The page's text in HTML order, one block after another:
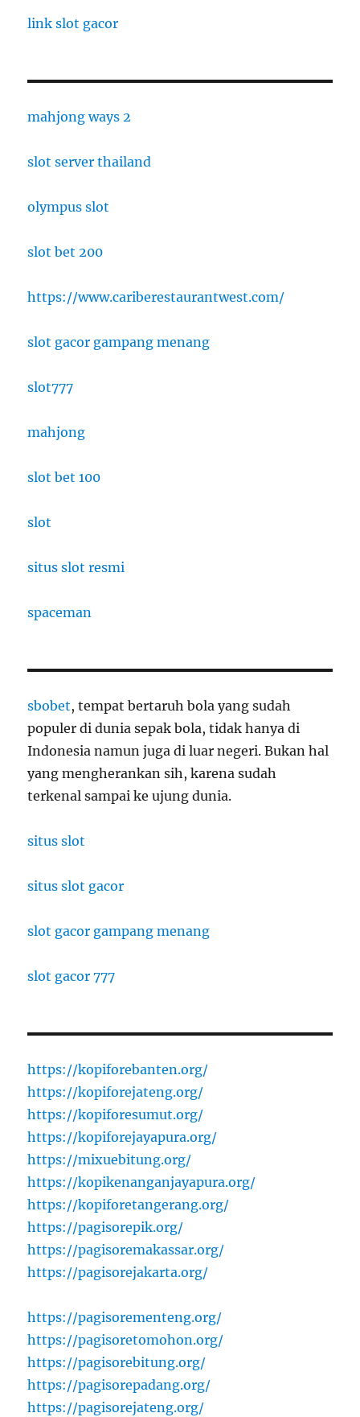
link slot gacor
mahjong ways 2
slot server thailand
olympus slot
slot bet 200
https://www.cariberestaurantwest.com/
slot gacor gampang menang
slot777
mahjong
slot bet 100
slot
situs slot resmi
spaceman
sbobet, tempat bertaruh bola yang sudah
populer di dunia sepak bola, tidak hanya di
Indonesia namun juga di luar negeri. Bukan hal
yang mengherankan sih, karena sudah
terkenal sampai ke ujung dunia.
situs slot
situs slot gacor
slot gacor gampang menang
slot gacor 777
https://kopiforebanten.org/
https://kopiforejateng.org/
https://kopiforesumut.org/
https://kopiforejayapura.org/
https://mixuebitung.org/
https://kopikenanganjayapura.org/
https://kopiforetangerang.org/
https://pagisorepik.org/
https://pagisoremakassar.org/
https://pagisorejakarta.org/
https://pagisorementeng.org/
https://pagisoretomohon.org/
https://pagisorebitung.org/
https://pagisorepadang.org/
https://pagisorejateng.org/